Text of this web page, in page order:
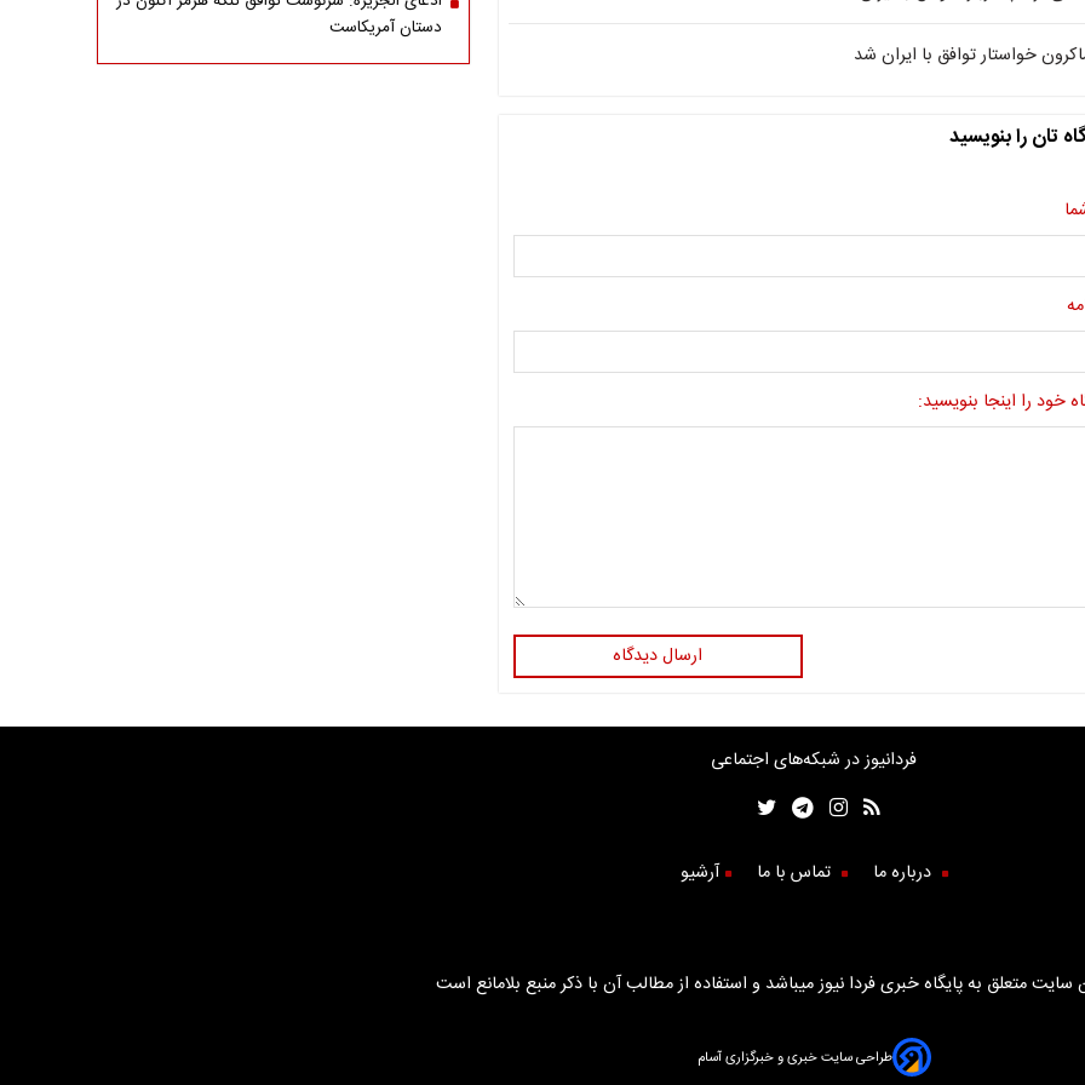
خواستار توافق با ایران شد
تان را بنویسید
خود را اینجا بنویسید:
ارسال دیدگاه
دستان آمریکاست
فردانیوز در شبکه‌های اجتماعی
درباره ما تماس با ما آرشیو
متعلق به پایگاه خبری فردا نیوز میباشد و استفاده از مطالب آن با ذکر منبع بلامانع است
طراحی سایت خبری و خبرگزاری آسام